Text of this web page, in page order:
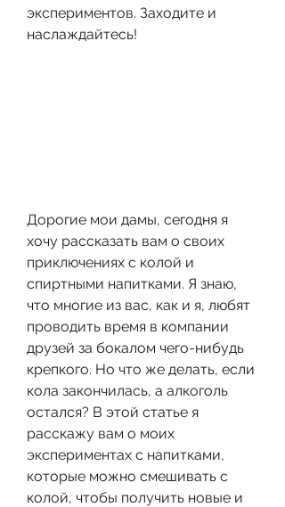
экспериментов. Заходите и
наслаждайтесь!
Дорогие мои дамы, сегодня я
хочу рассказать вам о своих
приключениях с колой и
спиртными напитками. Я знаю,
что многие из вас, как и я, любят
проводить время в компании
друзей за бокалом чего-нибудь
крепкого. Но что же делать, если
кола закончилась, а алкоголь
остался? В этой статье я
расскажу вам о моих
экспериментах с напитками,
которые можно смешивать с
колой, чтобы получить новые и